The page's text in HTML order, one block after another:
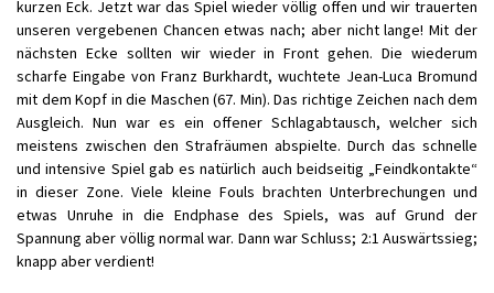
kurzen Eck. Jetzt war das Spiel wieder völlig offen und wir trauerten
unseren vergebenen Chancen etwas nach; aber nicht lange! Mit der
nächsten Ecke sollten wir wieder in Front gehen. Die wiederum
scharfe Eingabe von Franz Burkhardt, wuchtete Jean-Luca Bromund
mit dem Kopf in die Maschen (67. Min). Das richtige Zeichen nach dem
Ausgleich. Nun war es ein offener Schlagabtausch, welcher sich
meistens zwischen den Strafräumen abspielte. Durch das schnelle
und intensive Spiel gab es natürlich auch beidseitig „Feindkontakte“
in dieser Zone. Viele kleine Fouls brachten Unterbrechungen und
etwas Unruhe in die Endphase des Spiels, was auf Grund der
Spannung aber völlig normal war. Dann war Schluss; 2:1 Auswärtssieg;
knapp aber verdient!